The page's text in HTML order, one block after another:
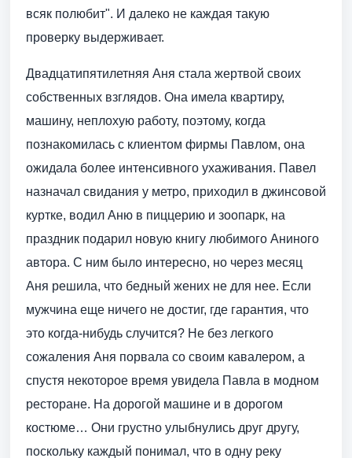
всяк полюбит". И далеко не каждая такую
проверку выдерживает.
Двадцатипятилетняя Аня стала жертвой своих
собственных взглядов. Она имела квартиру,
машину, неплохую работу, поэтому, когда
познакомилась с клиентом фирмы Павлом, она
ожидала более интенсивного ухаживания. Павел
назначал свидания у метро, приходил в джинсовой
куртке, водил Аню в пиццерию и зоопарк, на
праздник подарил новую книгу любимого Аниного
автора. С ним было интересно, но через месяц
Аня решила, что бедный жених не для нее. Если
мужчина еще ничего не достиг, где гарантия, что
это когда-нибудь случится? Не без легкого
сожаления Аня порвала со своим кавалером, а
спустя некоторое время увидела Павла в модном
ресторане. На дорогой машине и в дорогом
костюме… Они грустно улыбнулись друг другу,
поскольку каждый понимал, что в одну реку